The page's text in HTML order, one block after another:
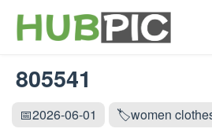
805541
📅2026-06-01 🏷️women